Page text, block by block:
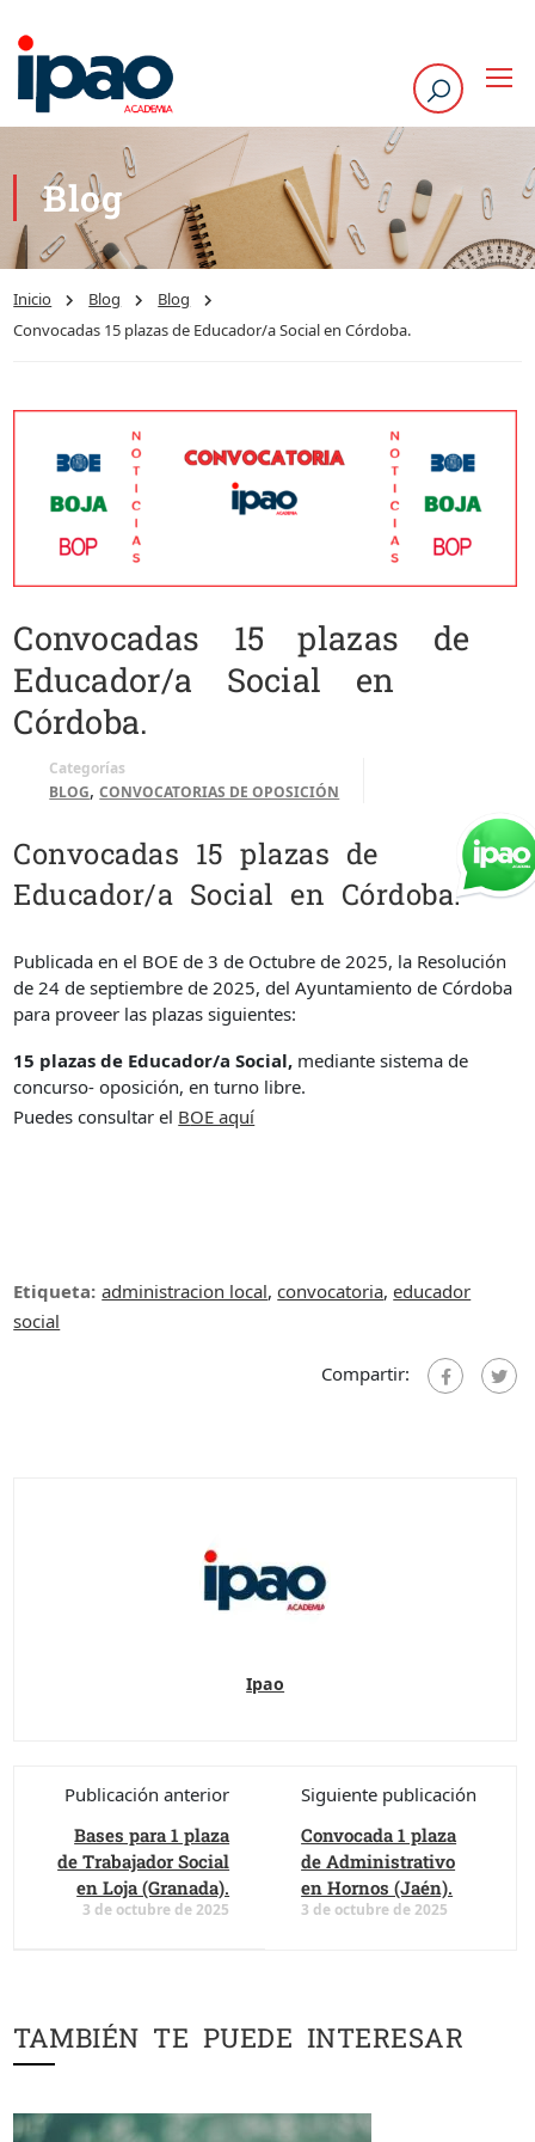
Blog
Inicio Blog
Blog
Convocadas 15 plazas de Educador/a Social en Córdoba.
Convocadas 15 plazas de
Educador/a Social en
Córdoba.
Categorías
BLOG,CONVOCATORIAS DE OPOSICIÓN
Convocadas 15 plazas de
Educador/a Social en Córdoba.
Publicada en el BOE de 3 de Octubre de 2025, la Resolución
de 24 de septiembre de 2025, del Ayuntamiento de Córdoba
para proveer las plazas siguientes:
15 plazas de Educador/a Social, mediante sistema de
concurso- oposición, en turno libre.
Puedes consultar el BOE aquí
Etiqueta: administracion local,convocatoria,educador
social
Compartir:
Ipao
Publicación anterior
Bases para 1 plaza
de Trabajador Social
en Loja (Granada).
3 de octubre de 2025
Siguiente publicación
Convocada 1 plaza
de Administrativo
en Hornos (Jaén).
3 de octubre de 2025
TAMBIÉN TE PUEDE INTERESAR